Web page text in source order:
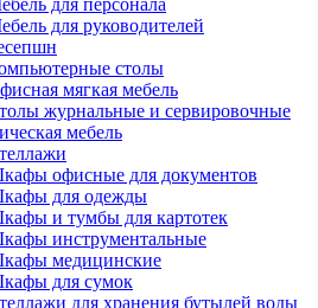
для персонала
для руководителей
столы
мягкая мебель
журнальные и сервировочные
мебель
офисные для документов
для одежды
и тумбы для картотек
инструментальные
медицинские
для сумок
для хранения бутылей воды